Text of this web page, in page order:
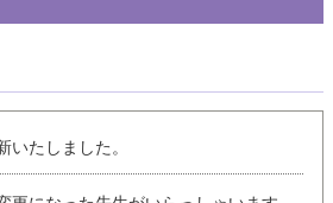
たしました。